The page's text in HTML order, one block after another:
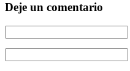
Deje un comentario